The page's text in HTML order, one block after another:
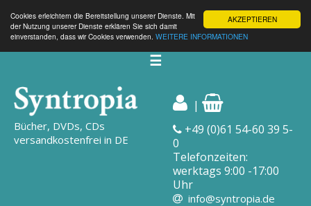
AKZEPTIEREN
Cookies erleichtern die Bereitstellung unserer Dienste. Mit
der Nutzung unserer Dienste erklären Sie sich damit
einverstanden, dass wir Cookies verwenden. WEITERE INFORMATIONEN
☰
Bücher, DVDs, CDs
versandkostenfrei in DE
|
+49 (0)61 54-60 39 5-
0
Telefonzeiten:
werktags 9:00 -17:00
Uhr
info@syntropia.de